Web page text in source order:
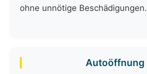
ohne unnötige Beschädigungen.
Autoöffnung